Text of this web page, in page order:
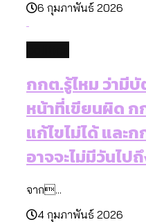
6 กุมภาพันธ์ 2026
กกต.รู้ไหม ว่ามี
หน้าที่เขียนผิด ก
แก้ไขไม่ได้ และ
อาจจะไม่มีวันไป
จาก...
4 กุมภาพันธ์ 2026